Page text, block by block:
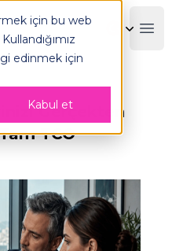
için bu web
edinmek için
Kabul et
Gerçekten
TCO